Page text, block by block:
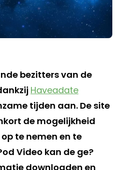
bezitters van de
Haveadate
tijden aan. De site
de mogelijkheid
te nemen en te
Video kan de ge?
downloaden en